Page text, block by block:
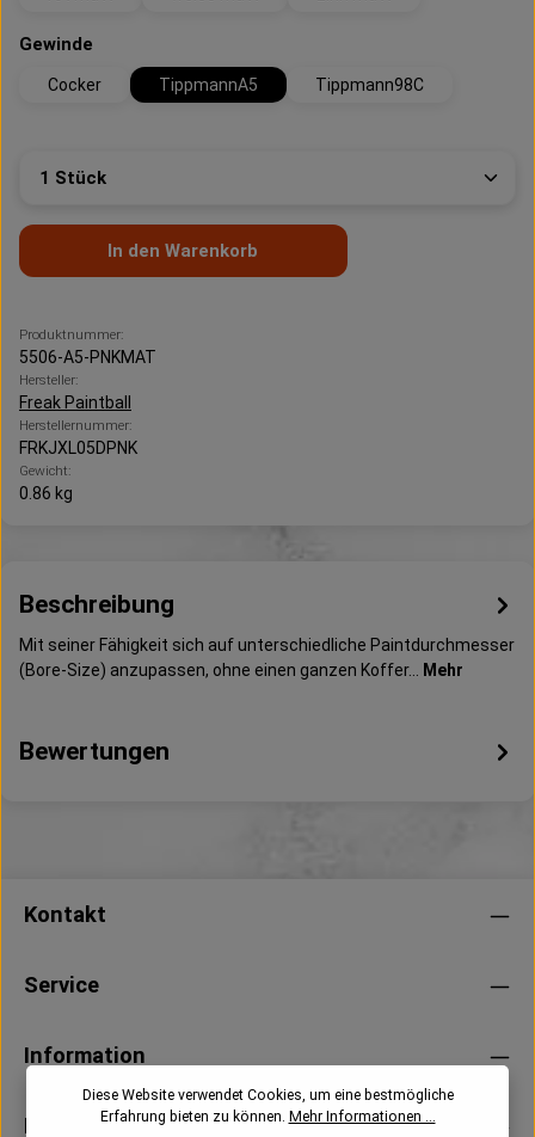
Gewinde
Cocker TippmannA5 Tippmann98C
Produkt Anzahl: Gib den gewünschten Wert ein
In den Warenkorb
Produktnummer:
5506-A5-PNKMAT
Hersteller:
Freak Paintball
Herstellernummer:
FRKJXL05DPNK
Gewicht:
0.86 kg
Beschreibung
Mit seiner Fähigkeit sich auf unterschiedliche Paintdurchmesser
(Bore-Size) anzupassen, ohne einen ganzen Koffer…
Mehr
Bewertungen
Kontakt
Service
Information
Newsletter
Diese Website verwendet Cookies, um eine bestmögliche
Erfahrung bieten zu können. Mehr Informationen ...